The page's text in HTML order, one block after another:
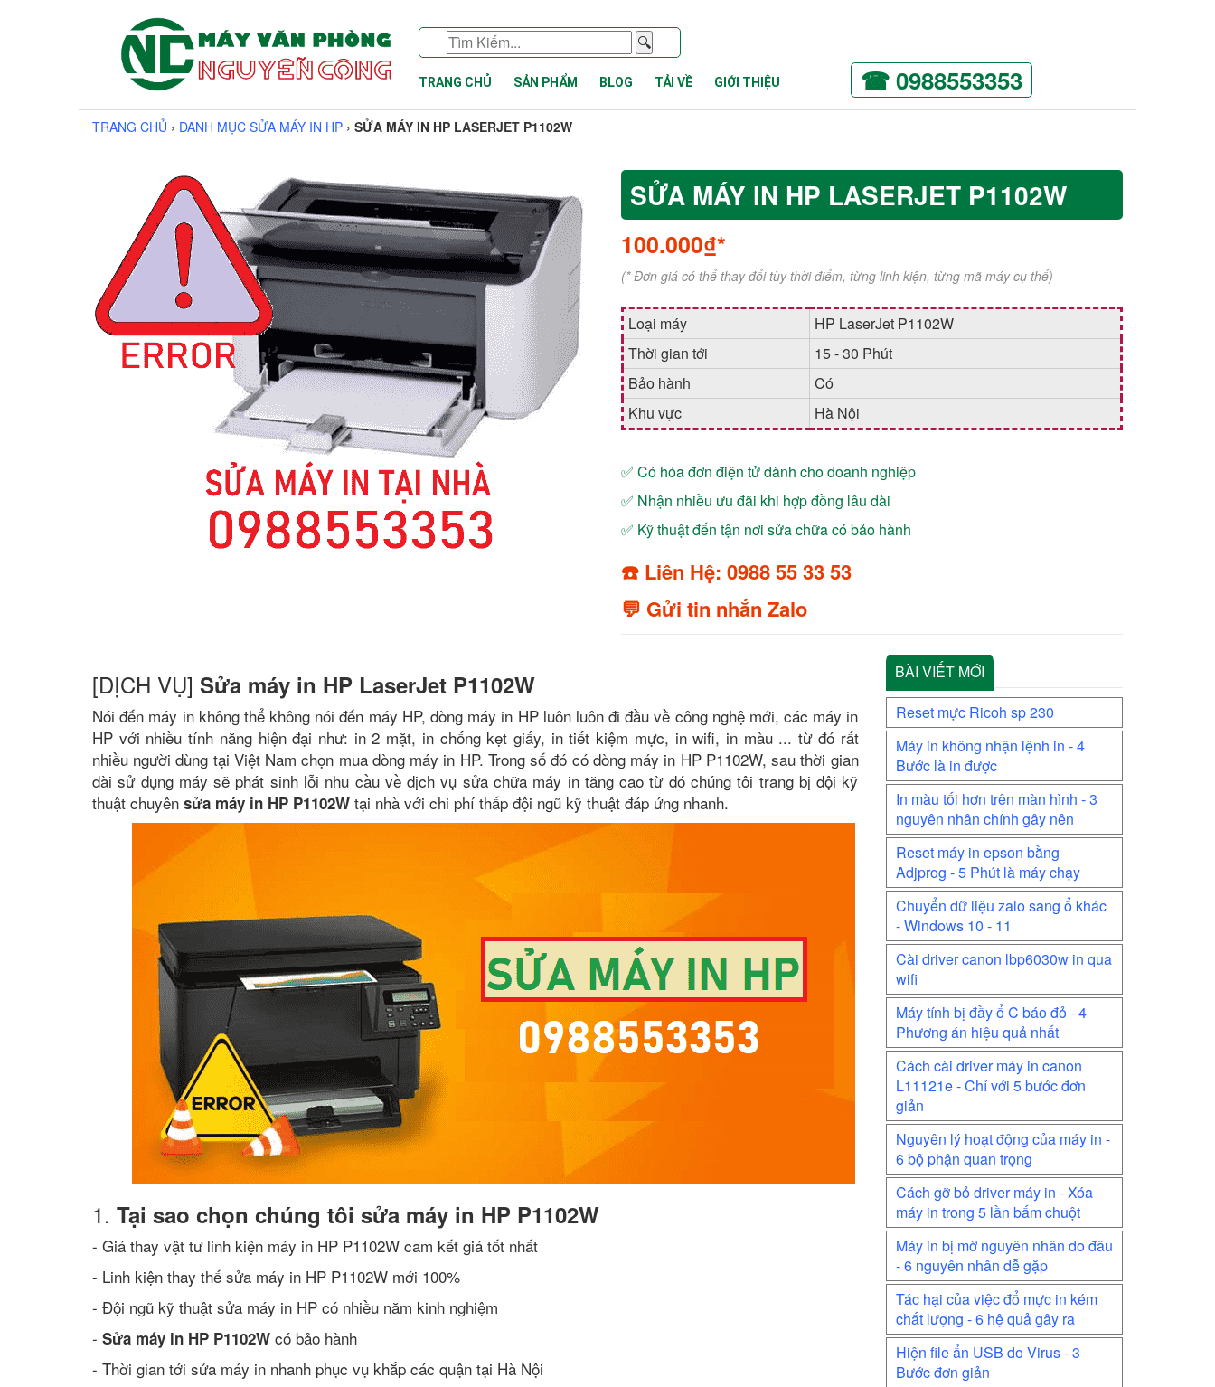
🔍
TRANG CHỦ SẢN PHẨM BLOG TẢI VỀ GIỚI THIỆU ☎ 0988553353
TRANG CHỦ › DANH MỤC SỬA MÁY IN HP › SỬA MÁY IN HP LASERJET P1102W
SỬA MÁY IN HP LASERJET P1102W
100.000₫*
(* Đơn giá có thể thay đổi tùy thời điểm, từng linh kiện, từng mã máy cụ thể)
Loại máy
HP LaserJet P1102W
Thời gian tới
15 - 30 Phút
Bảo hành
Có
Khu vực
Hà Nội
✅ Có hóa đơn điện tử dành cho doanh nghiệp
✅ Nhận nhiều ưu đãi khi hợp đồng lâu dài
✅ Kỹ thuật đến tận nơi sửa chữa có bảo hành
☎️ Liên Hệ: 0988 55 33 53
💬 Gửi tin nhắn Zalo
[DỊCH VỤ] Sửa máy in HP LaserJet P1102W
Nói đến máy in không thể không nói đến máy HP, dòng máy in HP luôn luôn đi đầu về công nghệ mới, các máy in
HP với nhiều tính năng hiện đại như: in 2 mặt, in chống kẹt giấy, in tiết kiệm mực, in wifi, in màu ... từ đó rất
nhiều người dùng tại Việt Nam chọn mua dòng máy in HP. Trong số đó có dòng máy in HP P1102W, sau thời gian
dài sử dụng máy sẽ phát sinh lỗi nhu cầu về dịch vụ sửa chữa máy in tăng cao từ đó chúng tôi trang bị đội kỹ
thuật chuyên sửa máy in HP P1102W tại nhà với chi phí thấp đội ngũ kỹ thuật đáp ứng nhanh.
1. Tại sao chọn chúng tôi sửa máy in HP P1102W
- Giá thay vật tư linh kiện máy in HP P1102W cam kết giá tốt nhất
- Linh kiện thay thế sửa máy in HP P1102W mới 100%
- Đội ngũ kỹ thuật sửa máy in HP có nhiều năm kinh nghiệm
- Sửa máy in HP P1102W có bảo hành
- Thời gian tới sửa máy in nhanh phục vụ khắp các quận tại Hà Nội
BÀI VIẾT MỚI
Reset mực Ricoh sp 230
Máy in không nhận lệnh in - 4
Bước là in được
In màu tối hơn trên màn hình - 3
nguyên nhân chính gây nên
Reset máy in epson bằng
Adjprog - 5 Phút là máy chạy
Chuyển dữ liệu zalo sang ổ khác
- Windows 10 - 11
Cài driver canon lbp6030w in qua
wifi
Máy tính bị đầy ổ C báo đỏ - 4
Phương án hiệu quả nhất
Cách cài driver máy in canon
L11121e - Chỉ với 5 bước đơn
giản
Nguyên lý hoạt động của máy in -
6 bộ phận quan trọng
Cách gỡ bỏ driver máy in - Xóa
máy in trong 5 lần bấm chuột
Máy in bị mờ nguyên nhân do đâu
- 6 nguyên nhân dễ gặp
Tác hại của việc đổ mực in kém
chất lượng - 6 hệ quả gây ra
Hiện file ẩn USB do Virus - 3
Bước đơn giản